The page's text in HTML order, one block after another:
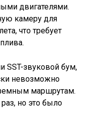
двигателями.
камеру для
что требует
SST-звуковой бум,
невозможно
маршрутам.
но это было